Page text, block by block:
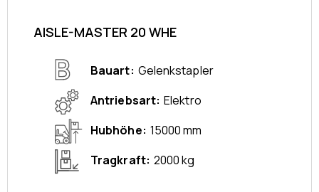
AISLE-MASTER 20 WHE
Bauart Gelenkstapler
Antriebsart Elektro
Hubhöhe 15000 mm
Tragkraft 2000 kg